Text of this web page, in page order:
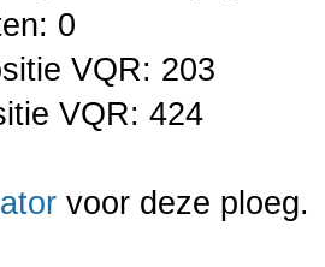
0
VQR: 203
VQR: 424
voor deze ploeg.